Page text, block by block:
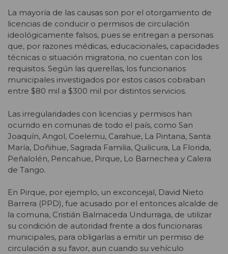
La mayoría de las causas son por el otorgamiento de
licencias de conducir o permisos de circulación
ideológicamente falsos, pues se entregan a personas
que, por razones médicas, educacionales, capacidades
técnicas o situación migratoria, no cuentan con los
requisitos. Según las querellas, los funcionarios
municipales investigados por estos casos cobraban
entre $80 mil a $300 mil por distintos servicios.
Las irregularidades con licencias y permisos han
ocurrido en comunas de todo el país, como San
Joaquín, Angol, Coelemu, Carahue, La Pintana, Santa
María, Doñihue, Sagrada Familia, Quilicura, La Florida,
Peñalolén, Pencahue, Pirque, Lo Barnechea y Calera
de Tango.
En Pirque, por ejemplo, un exconcejal, David Nieto
Barrera (PPD), fue acusado por el entonces alcalde de
la comuna, Cristián Balmaceda Undurraga, de utilizar
su condición de autoridad frente a dos funcionaras
municipales, para obligarlas a emitir un permiso de
circulación a su favor, aun cuando su vehículo